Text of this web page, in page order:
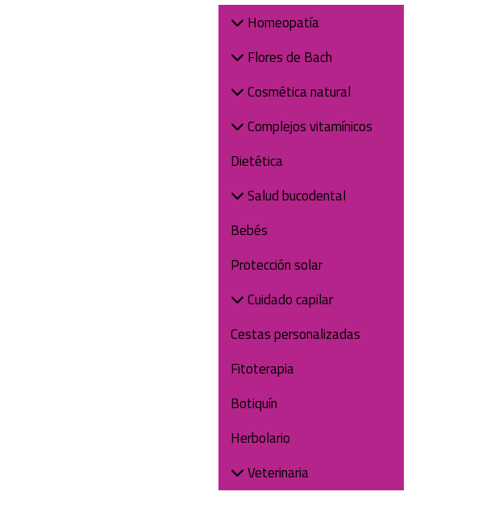
Homeopatía
Flores de Bach
Cosmética natural
Complejos vitamínicos
Dietética
Salud bucodental
Bebés
Protección solar
Cuidado capilar
Cestas personalizadas
Fitoterapia
Botiquín
Herbolario
Veterinaria